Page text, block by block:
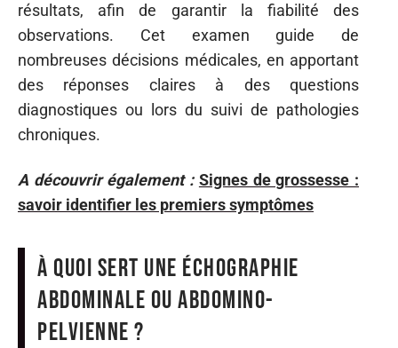
résultats, afin de garantir la fiabilité des
observations. Cet examen guide de
nombreuses décisions médicales, en apportant
des réponses claires à des questions
diagnostiques ou lors du suivi de pathologies
chroniques.
A découvrir également : Signes de grossesse :
savoir identifier les premiers symptômes
À quoi sert une échographie
abdominale ou abdomino-
pelvienne ?